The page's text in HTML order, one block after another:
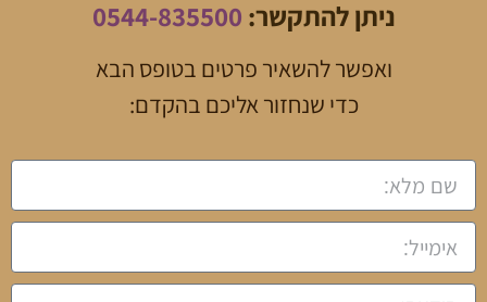
ניתן להתקשר: 0544-835500
ואפשר להשאיר פרטים בטופס הבא
כדי שנחזור אליכם בהקדם: